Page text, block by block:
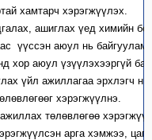
хамтарч хэрэгжүүлэх.
ашиглах үед химийн
үүссэн аюул нь
хор аюул үзүүлэхээргүй
үйл ажиллагаа эрхлэгч
хэрэгжүүлнэ.
төлөвлөгөө
арга хэмжээ, цаг